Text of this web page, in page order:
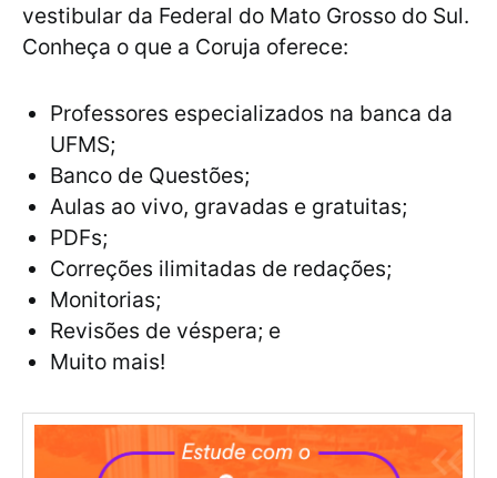
vestibular da Federal do Mato Grosso do Sul.
Conheça o que a Coruja oferece:
Professores especializados na banca da
UFMS;
Banco de Questões;
Aulas ao vivo, gravadas e gratuitas;
PDFs;
Correções ilimitadas de redações;
Monitorias;
Revisões de véspera; e
Muito mais!